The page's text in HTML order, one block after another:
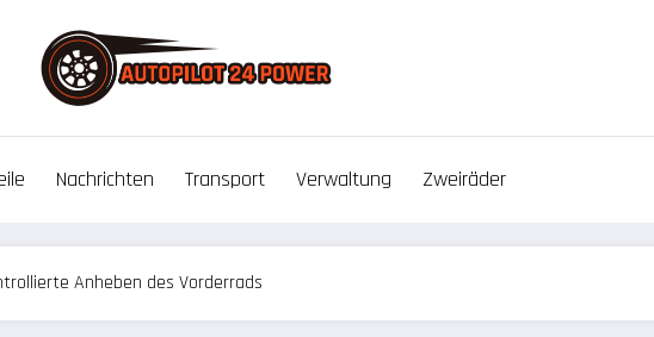
Nachrichten Transport Verwaltung Zweiräder
Anheben des Vorderrads